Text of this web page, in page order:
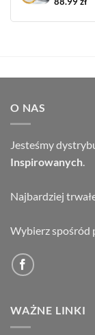
O NAS
Jesteśmy
Inspirowanych.
Najbardziej
Wybierz spośród
WAŻNE LINKI